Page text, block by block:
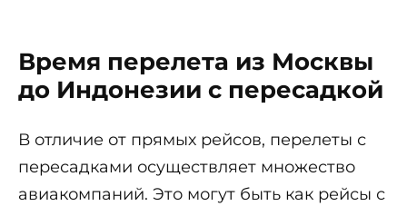
Время перелета из Москвы
до Индонезии с пересадкой
В отличие от прямых рейсов, перелеты с
пересадками осуществляет множество
авиакомпаний. Это могут быть как рейсы с